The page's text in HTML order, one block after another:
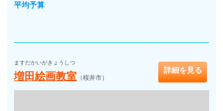
平均予算
ますだかいがきょうしつ
増田絵画教室 （桜井市）
詳細を見る